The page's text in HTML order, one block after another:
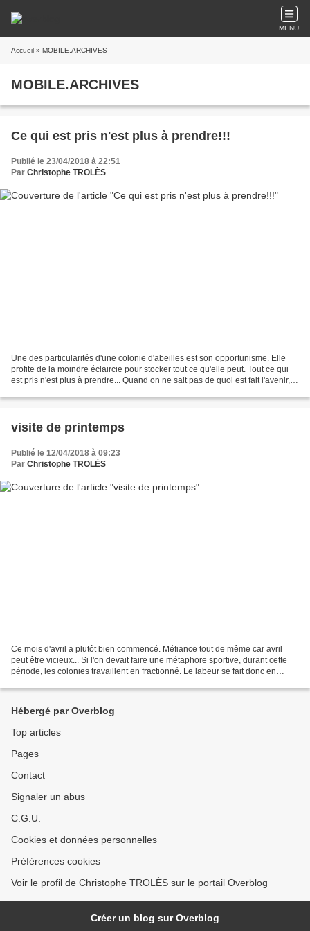
MENU
Accueil » MOBILE.ARCHIVES
MOBILE.ARCHIVES
Ce qui est pris n'est plus à prendre!!!
Publié le 23/04/2018 à 22:51
Par Christophe TROLÈS
Une des particularités d'une colonie d'abeilles est son opportunisme. Elle
profite de la moindre éclaircie pour stocker tout ce qu'elle peut. Tout ce qui
est pris n'est plus à prendre... Quand on ne sait pas de quoi est fait l'avenir,
visite de printemps
Publié le 12/04/2018 à 09:23
Par Christophe TROLÈS
Ce mois d'avril a plutôt bien commencé. Méfiance tout de même car avril
peut être vicieux... Si l'on devait faire une métaphore sportive, durant cette
période, les colonies travaillent en fractionné. Le labeur se fait donc en
Hébergé par Overblog
Top articles
Pages
Contact
Signaler un abus
C.G.U.
Cookies et données personnelles
Préférences cookies
Voir le profil de Christophe TROLÈS sur le portail Overblog
Créer un blog sur Overblog